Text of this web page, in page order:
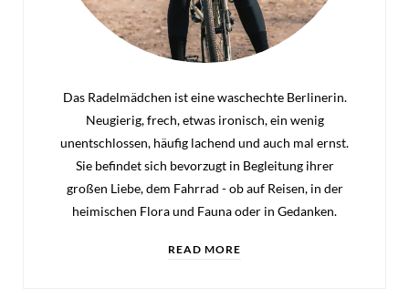
Das Radelmädchen ist eine waschechte Berlinerin.
Neugierig, frech, etwas ironisch, ein wenig
unentschlossen, häufig lachend und auch mal ernst.
Sie befindet sich bevorzugt in Begleitung ihrer
großen Liebe, dem Fahrrad - ob auf Reisen, in der
heimischen Flora und Fauna oder in Gedanken.
READ MORE